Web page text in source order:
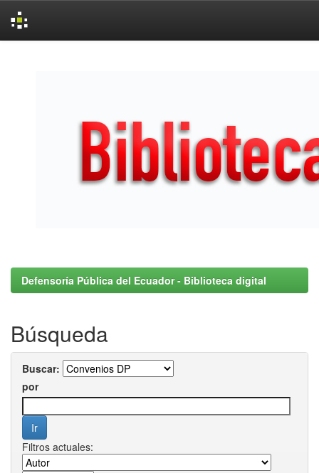
Defensoría Pública del Ecuador - Biblioteca digital
Búsqueda
Buscar:
por
Filtros actuales: